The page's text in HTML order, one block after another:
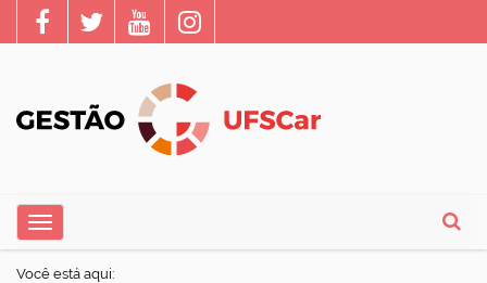
Busca
Toggle navigation
Você está aqui: